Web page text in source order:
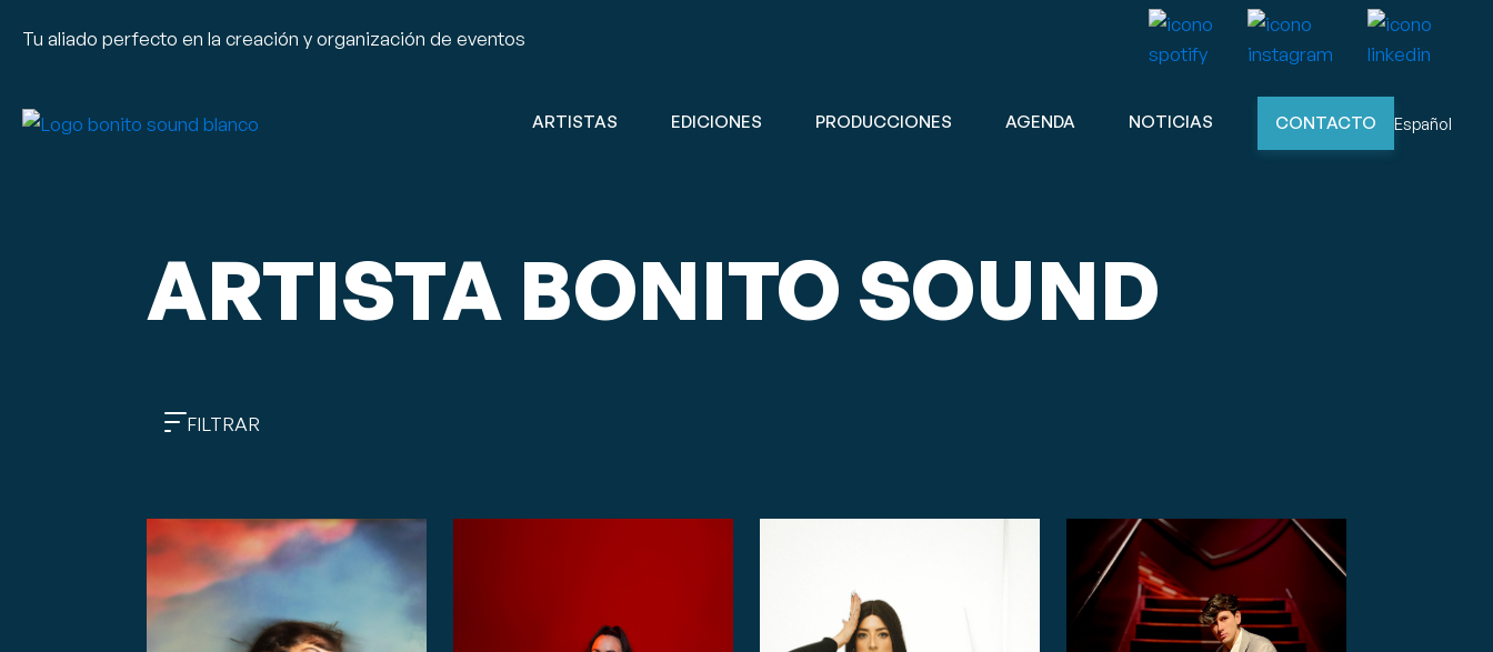
Tu aliado perfecto en la creación y organización de eventos
ARTISTAS EDICIONES PRODUCCIONES AGENDA NOTICIAS CONTACTO Español
ARTISTA BONITO SOUND
FILTRAR